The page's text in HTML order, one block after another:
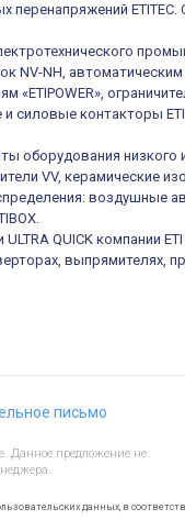
NV-NH,
контакторы
оборудования
VV, керамические
воздушные
QUICK компании
выпрямителях,
письмо
Данное предложение не
данных, в